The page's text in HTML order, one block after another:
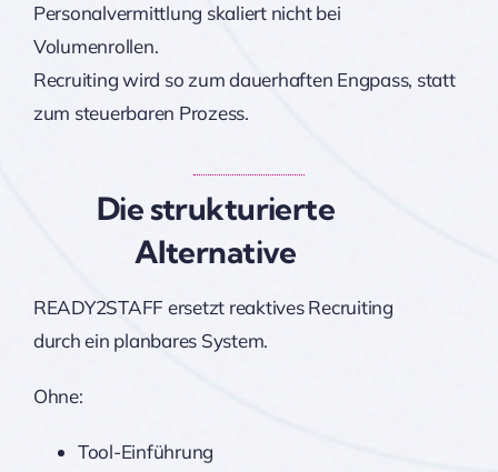
Personalvermittlung skaliert nicht bei
Volumenrollen.
Recruiting wird so zum dauerhaften Engpass, statt
zum steuerbaren Prozess.
Die strukturierte
Alternative
READY2STAFF ersetzt reaktives Recruiting
durch ein planbares System.
Ohne:
Tool-Einführung